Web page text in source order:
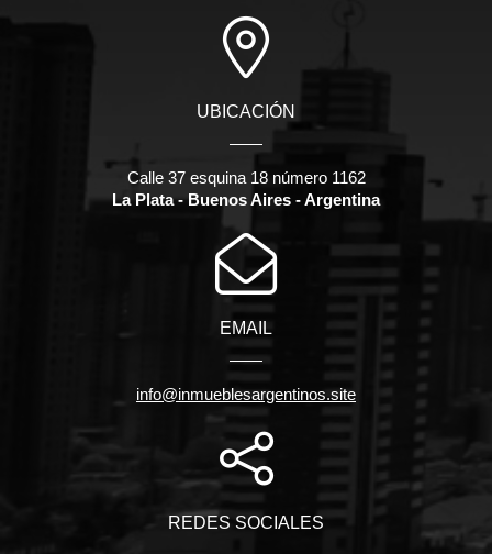
UBICACIÓN
Calle 37 esquina 18 número 1162
La Plata - Buenos Aires - Argentina
EMAIL
info@inmueblesargentinos.site
REDES SOCIALES